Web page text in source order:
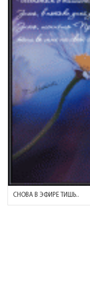
СНОВА В ЭФИРЕ ТИШЬ..